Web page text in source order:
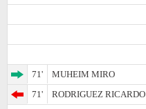
71'
MUHEIM MIRO
71'
RODRIGUEZ RICARDO